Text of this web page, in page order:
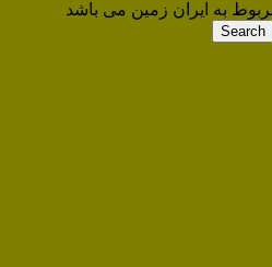
به ایران زمین می باشد
Search